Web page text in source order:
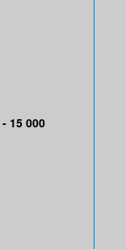
15 000